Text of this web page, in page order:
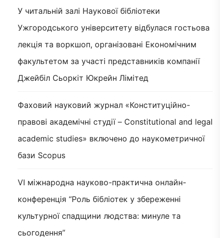
У читальній залі Наукової бібліотеки
Ужгородського університету відбулася гостьова
лекція та воркшоп, організовані Економічним
факультетом за участі представників компанії
Джейбіл Сьоркіт Юкрейн Лімітед
Фаховий науковий журнал «Конституційно-
правові академічні студії – Constitutional and legal
academic studies» включено до наукометричної
бази Scopus
VI міжнародна науково-практична онлайн-
конференція “Роль бібліотек у збереженні
культурної спадщини людства: минуле та
сьогодення”